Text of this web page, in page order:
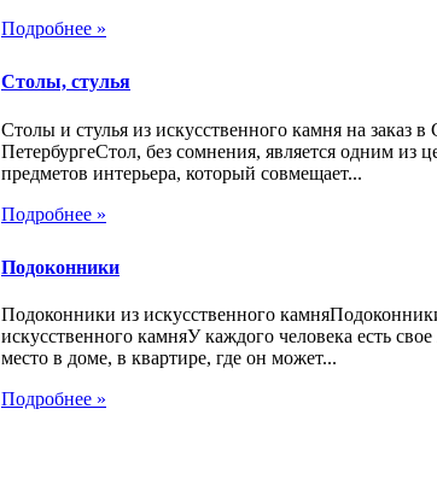
Подробнее »
Столы, стулья
Столы и стулья из искусственного камня на заказ в
ПетербургеСтол, без сомнения, является одним из
предметов интерьера, который совмещает...
Подробнее »
Подоконники
Подоконники из искусственного
искусственного камняУ каждого человека есть
место в доме, в квартире, где он может...
Подробнее »